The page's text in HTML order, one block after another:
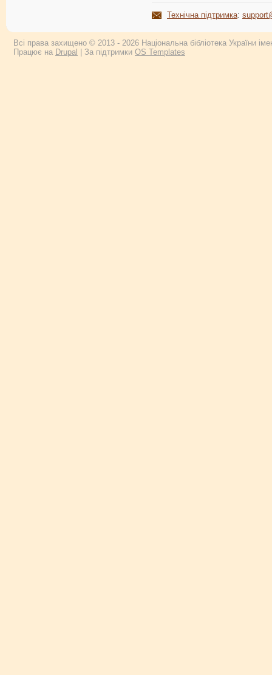
Технічна підтримка:
Всі права захищено © 2013 - 2026 Національна бібліотека України
Працює на Drupal | За підтримки OS Templates